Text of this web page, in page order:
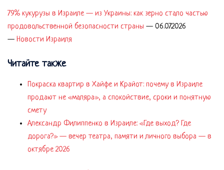
79% кукурузы в Израиле — из Украины: как зерно стало частью
продовольственной безопасности страны — 06.07.2026
— Новости Израиля
Читайте также
Покраска квартир в Хайфе и Крайот: почему в Израиле
продают не «маляра», а спокойствие, сроки и понятную
смету
Александр Филиппенко в Израиле: «Где выход? Где
дорога?» — вечер театра, памяти и личного выбора — в
октябре 2026